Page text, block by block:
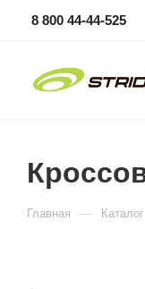
8 800 44-44-525
Главная — Каталог